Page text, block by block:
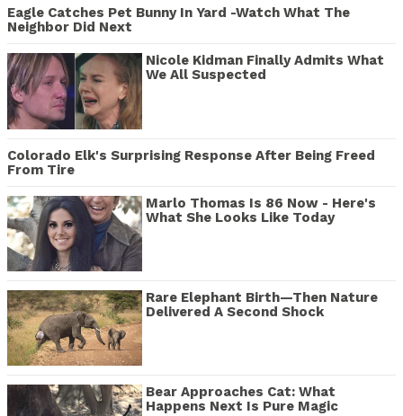
Eagle Catches Pet Bunny In Yard -Watch What The
Neighbor Did Next
Nicole Kidman Finally Admits What
We All Suspected
Colorado Elk's Surprising Response After Being Freed
From Tire
Marlo Thomas Is 86 Now - Here's
What She Looks Like Today
Rare Elephant Birth—Then Nature
Delivered A Second Shock
Bear Approaches Cat: What
Happens Next Is Pure Magic